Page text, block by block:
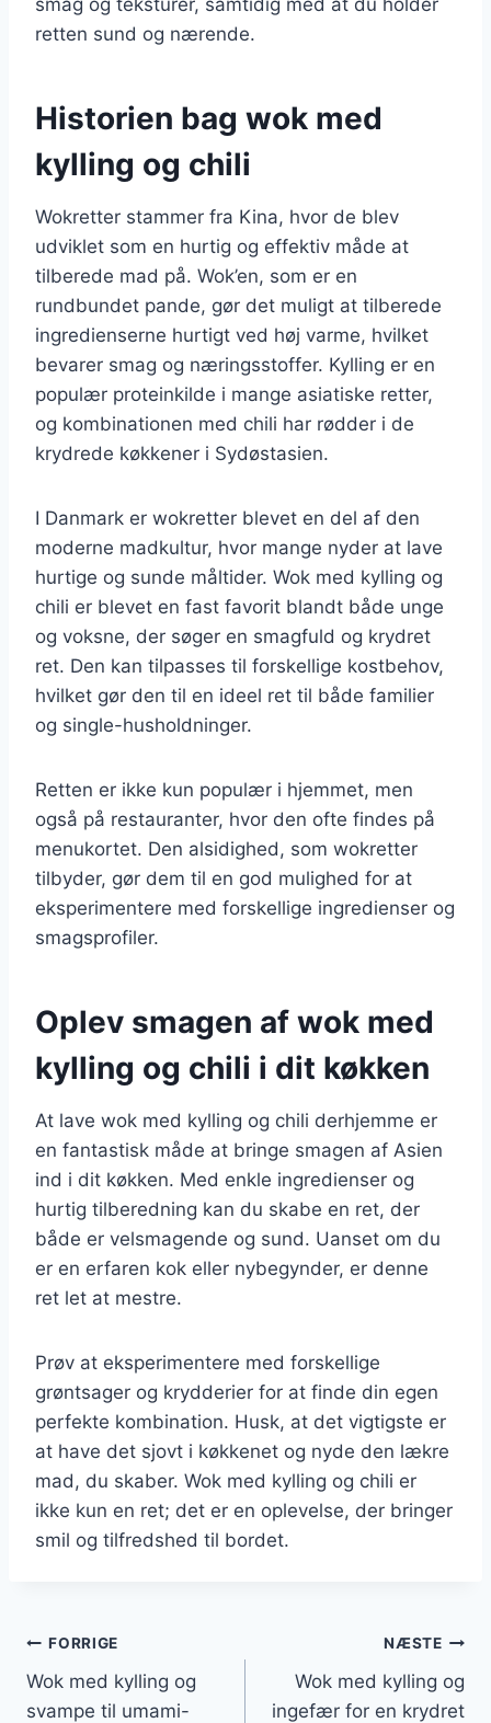
retten sund og nærende.
Historien bag wok med
kylling og chili
Wokretter stammer fra Kina, hvor de blev
udviklet som en hurtig og effektiv måde at
tilberede mad på. Wok’en, som er en
rundbundet pande, gør det muligt at tilberede
ingredienserne hurtigt ved høj varme, hvilket
bevarer smag og næringsstoffer. Kylling er en
populær proteinkilde i mange asiatiske retter,
og kombinationen med chili har rødder i de
krydrede køkkener i Sydøstasien.
I Danmark er wokretter blevet en del af den
moderne madkultur, hvor mange nyder at lave
hurtige og sunde måltider. Wok med kylling og
chili er blevet en fast favorit blandt både unge
og voksne, der søger en smagfuld og krydret
ret. Den kan tilpasses til forskellige kostbehov,
hvilket gør den til en ideel ret til både familier
og single-husholdninger.
Retten er ikke kun populær i hjemmet, men
også på restauranter, hvor den ofte findes på
menukortet. Den alsidighed, som wokretter
tilbyder, gør dem til en god mulighed for at
eksperimentere med forskellige ingredienser og
smagsprofiler.
Oplev smagen af wok med
kylling og chili i dit køkken
At lave wok med kylling og chili derhjemme er
en fantastisk måde at bringe smagen af Asien
ind i dit køkken. Med enkle ingredienser og
hurtig tilberedning kan du skabe en ret, der
både er velsmagende og sund. Uanset om du
er en erfaren kok eller nybegynder, er denne
ret let at mestre.
Prøv at eksperimentere med forskellige
grøntsager og krydderier for at finde din egen
perfekte kombination. Husk, at det vigtigste er
at have det sjovt i køkkenet og nyde den lækre
mad, du skaber. Wok med kylling og chili er
ikke kun en ret; det er en oplevelse, der bringer
smil og tilfredshed til bordet.
Indlægsnavigation
FORRIGE
Wok med kylling og
svampe til umami-
NÆSTE
Wok med kylling og
ingefær for en krydret